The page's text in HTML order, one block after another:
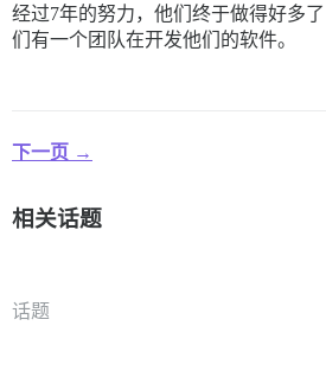
经过7年的努力，他们终于做得好多
们有一个团队在开发他们的软件。
下一页 →
相关话题
话题